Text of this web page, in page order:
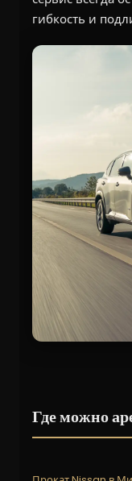
гибкость и
Где можно